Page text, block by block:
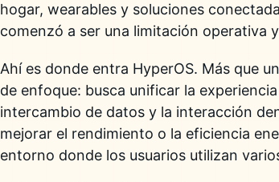
hogar, wearables y soluciones
comenzó a ser una limitación operativa
Ahí es donde entra HyperOS. Más que
de enfoque: busca unificar la
intercambio de datos y la interacción
mejorar el rendimiento o la eficiencia
entorno donde los usuarios utilizan